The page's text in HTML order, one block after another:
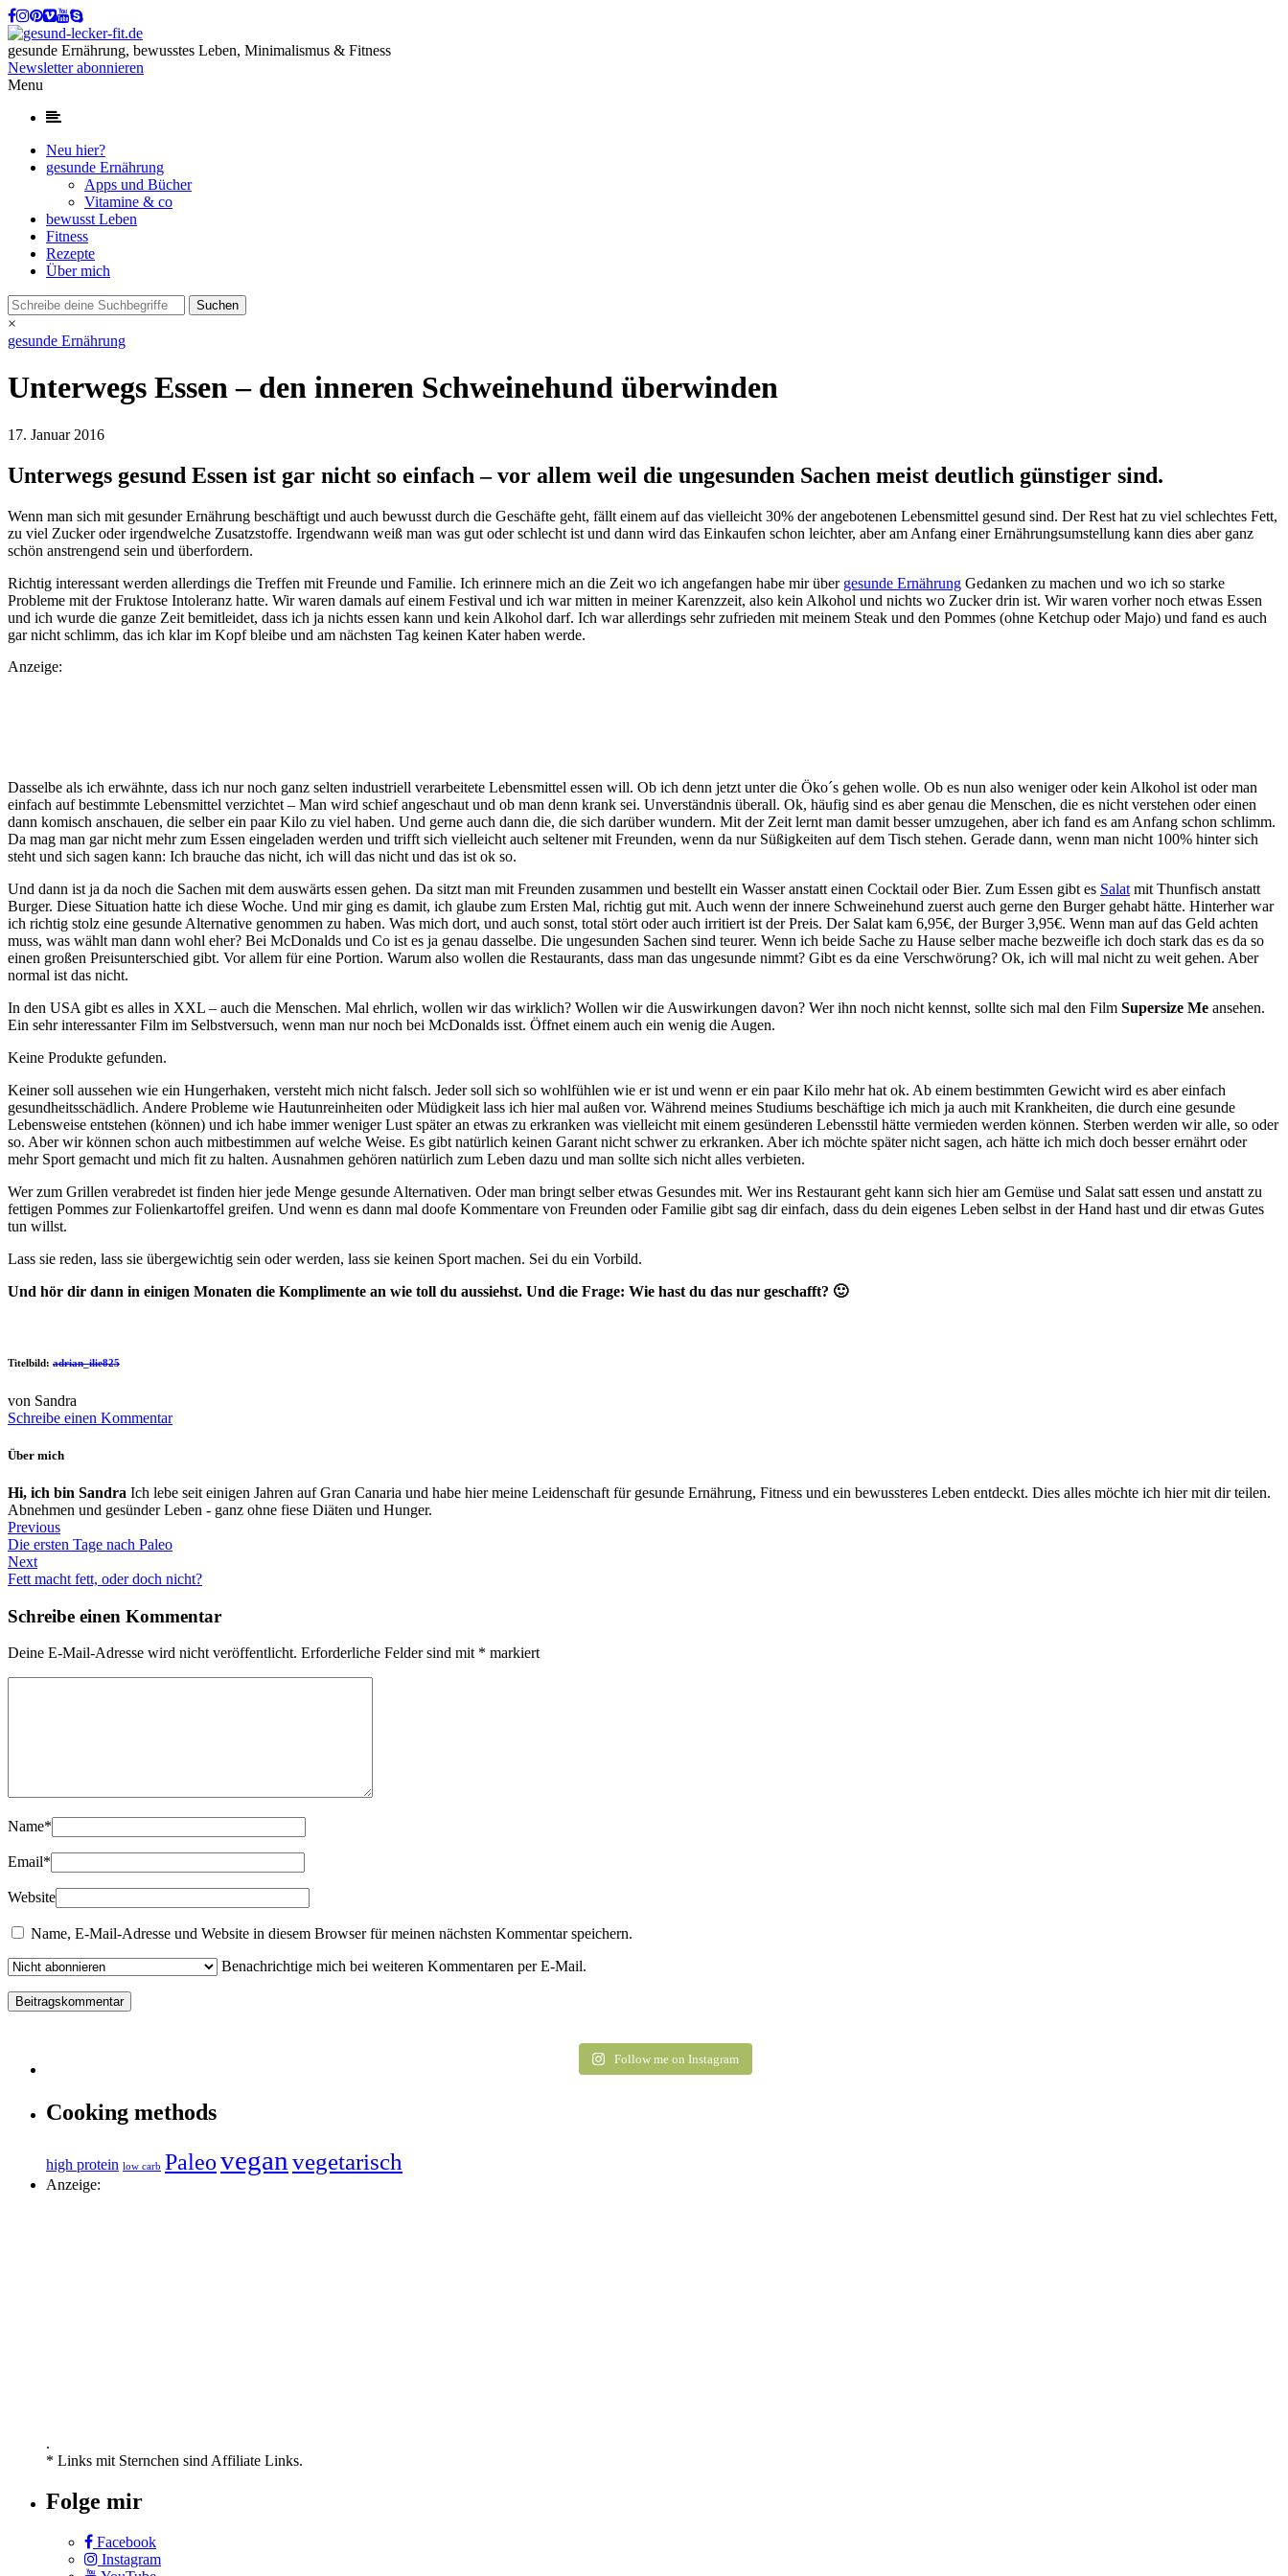
gesunde Ernährung, bewusstes Leben, Minimalismus & Fitness
Newsletter abonnieren
Menu
Neu hier?
gesunde Ernährung
Apps und Bücher
Vitamine & co
bewusst Leben
Fitness
Rezepte
Über mich
×
gesunde Ernährung
Unterwegs Essen – den inneren Schweinehund überwinden
17. Januar 2016
Unterwegs gesund Essen ist gar nicht so einfach – vor allem weil die ungesunden Sachen meist deutlich günstiger sind.
Wenn man sich mit gesunder Ernährung beschäftigt und auch bewusst durch die Geschäfte geht, fällt einem auf das vielleicht 30% der angebotenen Lebensmittel gesund sind. Der Rest hat zu viel schlechtes Fett,
zu viel Zucker oder irgendwelche Zusatzstoffe. Irgendwann weiß man was gut oder schlecht ist und dann wird das Einkaufen schon leichter, aber am Anfang einer Ernährungsumstellung kann dies aber ganz
schön anstrengend sein und überfordern.
Richtig interessant werden allerdings die Treffen mit Freunde und Familie. Ich erinnere mich an die Zeit wo ich angefangen habe mir über gesunde Ernährung Gedanken zu machen und wo ich so starke
Probleme mit der Fruktose Intoleranz hatte. Wir waren damals auf einem Festival und ich war mitten in meiner Karenzzeit, also kein Alkohol und nichts wo Zucker drin ist. Wir waren vorher noch etwas Essen
und ich wurde die ganze Zeit bemitleidet, dass ich ja nichts essen kann und kein Alkohol darf. Ich war allerdings sehr zufrieden mit meinem Steak und den Pommes (ohne Ketchup oder Majo) und fand es auch
gar nicht schlimm, das ich klar im Kopf bleibe und am nächsten Tag keinen Kater haben werde.
Anzeige:
Dasselbe als ich erwähnte, dass ich nur noch ganz selten industriell verarbeitete Lebensmittel essen will. Ob ich denn jetzt unter die Öko´s gehen wolle. Ob es nun also weniger oder kein Alkohol ist oder man
einfach auf bestimmte Lebensmittel verzichtet – Man wird schief angeschaut und ob man denn krank sei. Unverständnis überall. Ok, häufig sind es aber genau die Menschen, die es nicht verstehen oder einen
dann komisch anschauen, die selber ein paar Kilo zu viel haben. Und gerne auch dann die, die sich darüber wundern. Mit der Zeit lernt man damit besser umzugehen, aber ich fand es am Anfang schon schlimm.
Da mag man gar nicht mehr zum Essen eingeladen werden und trifft sich vielleicht auch seltener mit Freunden, wenn da nur Süßigkeiten auf dem Tisch stehen. Gerade dann, wenn man nicht 100% hinter sich
steht und sich sagen kann: Ich brauche das nicht, ich will das nicht und das ist ok so.
Und dann ist ja da noch die Sachen mit dem auswärts essen gehen. Da sitzt man mit Freunden zusammen und bestellt ein Wasser anstatt einen Cocktail oder Bier. Zum Essen gibt es Salat mit Thunfisch anstatt
Burger. Diese Situation hatte ich diese Woche. Und mir ging es damit, ich glaube zum Ersten Mal, richtig gut mit. Auch wenn der innere Schweinehund zuerst auch gerne den Burger gehabt hätte. Hinterher war
ich richtig stolz eine gesunde Alternative genommen zu haben. Was mich dort, und auch sonst, total stört oder auch irritiert ist der Preis. Der Salat kam 6,95€, der Burger 3,95€. Wenn man auf das Geld achten
muss, was wählt man dann wohl eher? Bei McDonalds und Co ist es ja genau dasselbe. Die ungesunden Sachen sind teurer. Wenn ich beide Sache zu Hause selber mache bezweifle ich doch stark das es da so
einen großen Preisunterschied gibt. Vor allem für eine Portion. Warum also wollen die Restaurants, dass man das ungesunde nimmt? Gibt es da eine Verschwörung? Ok, ich will mal nicht zu weit gehen. Aber
normal ist das nicht.
In den USA gibt es alles in XXL – auch die Menschen. Mal ehrlich, wollen wir das wirklich? Wollen wir die Auswirkungen davon? Wer ihn noch nicht kennst, sollte sich mal den Film Supersize Me ansehen.
Ein sehr interessanter Film im Selbstversuch, wenn man nur noch bei McDonalds isst. Öffnet einem auch ein wenig die Augen.
Keine Produkte gefunden.
Keiner soll aussehen wie ein Hungerhaken, versteht mich nicht falsch. Jeder soll sich so wohlfühlen wie er ist und wenn er ein paar Kilo mehr hat ok. Ab einem bestimmten Gewicht wird es aber einfach
gesundheitsschädlich. Andere Probleme wie Hautunreinheiten oder Müdigkeit lass ich hier mal außen vor. Während meines Studiums beschäftige ich mich ja auch mit Krankheiten, die durch eine gesunde
Lebensweise entstehen (können) und ich habe immer weniger Lust später an etwas zu erkranken was vielleicht mit einem gesünderen Lebensstil hätte vermieden werden können. Sterben werden wir alle, so oder
so. Aber wir können schon auch mitbestimmen auf welche Weise. Es gibt natürlich keinen Garant nicht schwer zu erkranken. Aber ich möchte später nicht sagen, ach hätte ich mich doch besser ernährt oder
mehr Sport gemacht und mich fit zu halten. Ausnahmen gehören natürlich zum Leben dazu und man sollte sich nicht alles verbieten.
Wer zum Grillen verabredet ist finden hier jede Menge gesunde Alternativen. Oder man bringt selber etwas Gesundes mit. Wer ins Restaurant geht kann sich hier am Gemüse und Salat satt essen und anstatt zu
fettigen Pommes zur Folienkartoffel greifen. Und wenn es dann mal doofe Kommentare von Freunden oder Familie gibt sag dir einfach, dass du dein eigenes Leben selbst in der Hand hast und dir etwas Gutes
tun willst.
Lass sie reden, lass sie übergewichtig sein oder werden, lass sie keinen Sport machen. Sei du ein Vorbild.
Und hör dir dann in einigen Monaten die Komplimente an wie toll du aussiehst. Und die Frage: Wie hast du das nur geschafft? 🙂
Titelbild: adrian_ilie825
von Sandra
Schreibe einen Kommentar
Über mich
Hi, ich bin Sandra Ich lebe seit einigen Jahren auf Gran Canaria und habe hier meine Leidenschaft für gesunde Ernährung, Fitness und ein bewussteres Leben entdeckt. Dies alles möchte ich hier mit dir teilen.
Abnehmen und gesünder Leben - ganz ohne fiese Diäten und Hunger.
Previous
Die ersten Tage nach Paleo
Next
Fett macht fett, oder doch nicht?
Schreibe einen Kommentar
Deine E-Mail-Adresse wird nicht veröffentlicht. Erforderliche Felder sind mit * markiert
Name*
Email*
Website
Name, E-Mail-Adresse und Website in diesem Browser für meinen nächsten Kommentar speichern.
Benachrichtige mich bei weiteren Kommentaren per E-Mail.
Follow me on Instagram
Cooking methods
high protein low carb Paleovegan vegetarisch
Anzeige:
.
* Links mit Sternchen sind Affiliate Links.
Folge mir
Facebook
Instagram